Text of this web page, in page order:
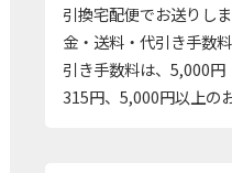
引換宅配便でお送りし
金・送料・代引き手数
引き手数料は、5,000
315円、5,000円以上の